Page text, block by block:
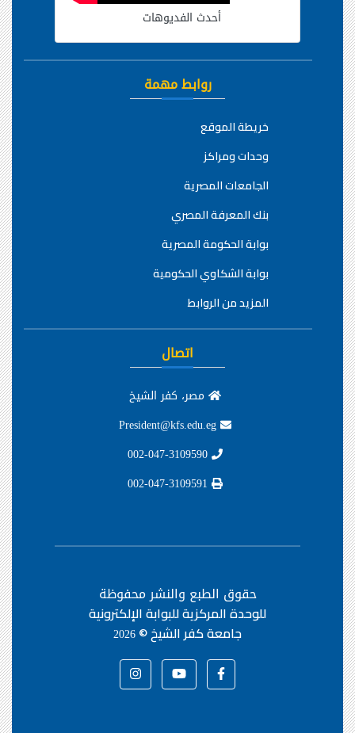
أحدث الفديوهات
روابط مهمة
خريطة الموقع
وحدات ومراكز
الجامعات المصرية
بنك المعرفة المصري
بوابة الحكومة المصرية
بوابة الشكاوي الحكومية
المزيد من الروابط
اتصال
مصر، كفر الشيخ
حقوق الطبع والنشر محفوظة
للوحدة المركزية للبوابة الإلكترونية
جامعة كفر الشيخ ©2026